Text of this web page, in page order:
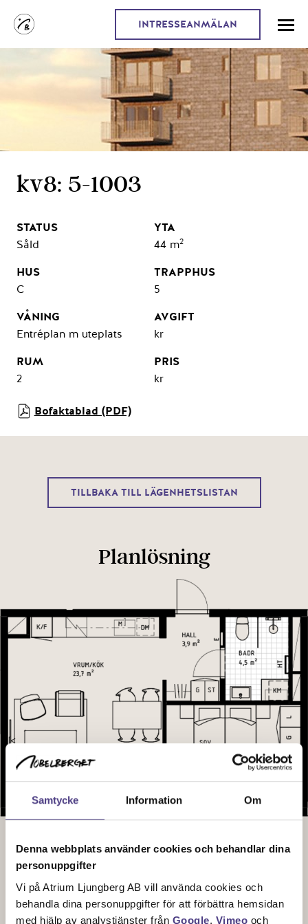
Samtycke Information Om
Denna webbplats använder cookies och behandlar dina
personuppgifter
Vi på Atrium Ljungberg AB vill använda cookies och
behandla dina personuppgifter för att förbättra hemsidan
med hjälp av analystjänster från Google, Vimeo och
INTRESSEANMÄLAN
kv8: 5-1003
Såld 44 m2
C 5
Entréplan m uteplats kr
2 kr
Bofaktablad (PDF)
TILLBAKA TILL LÄGENHETSLISTAN
Planlösning
Sektionsplan